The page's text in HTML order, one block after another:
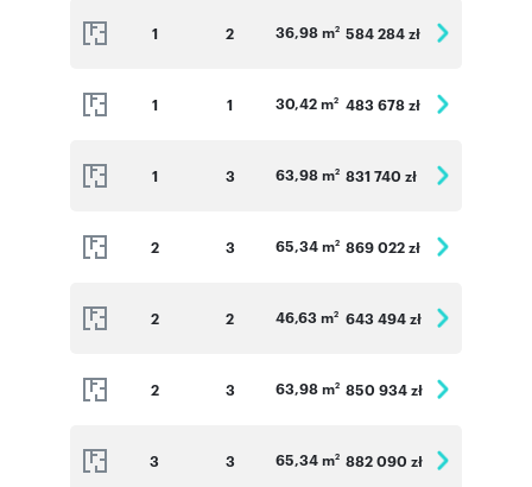
1 2 36,98 m2 584 284 zł
1 1 30,42 m2 483 678 zł
1 3 63,98 m2 831 740 zł
2 3 65,34 m2 869 022 zł
2 2 46,63 m2 643 494 zł
2 3 63,98 m2 850 934 zł
3 3 65,34 m2 882 090 zł